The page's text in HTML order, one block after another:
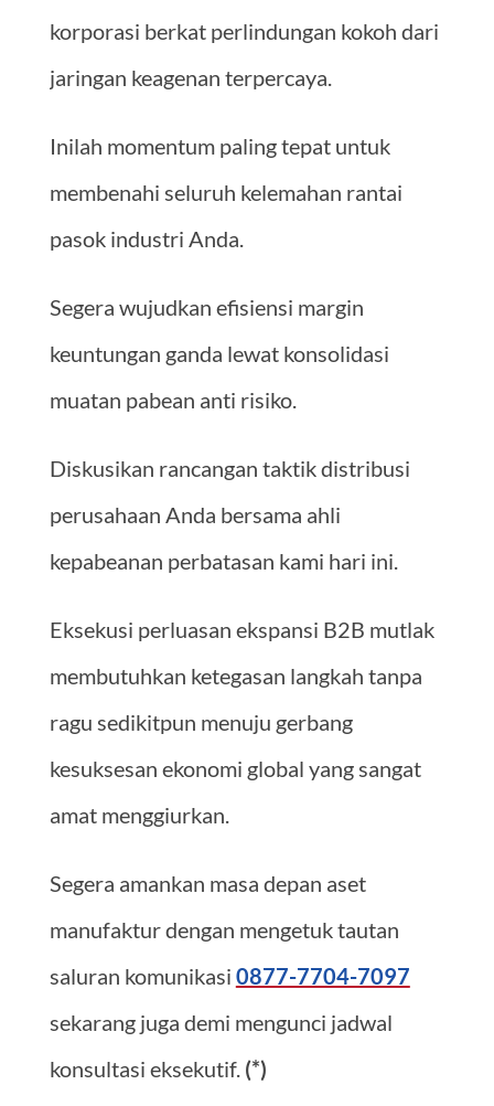
korporasi berkat perlindungan kokoh dari
jaringan keagenan terpercaya.
Inilah momentum paling tepat untuk
membenahi seluruh kelemahan rantai
pasok industri Anda.
Segera wujudkan efisiensi margin
keuntungan ganda lewat konsolidasi
muatan pabean anti risiko.
Diskusikan rancangan taktik distribusi
perusahaan Anda bersama ahli
kepabeanan perbatasan kami hari ini.
Eksekusi perluasan ekspansi B2B mutlak
membutuhkan ketegasan langkah tanpa
ragu sedikitpun menuju gerbang
kesuksesan ekonomi global yang sangat
amat menggiurkan.
Segera amankan masa depan aset
manufaktur dengan mengetuk tautan
saluran komunikasi 0877-7704-7097
sekarang juga demi mengunci jadwal
konsultasi eksekutif. (*)